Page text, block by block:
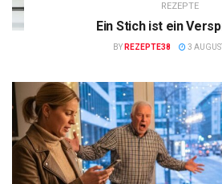
REZEPTE
Ein Stich ist ein
BY REZEPTE38 3